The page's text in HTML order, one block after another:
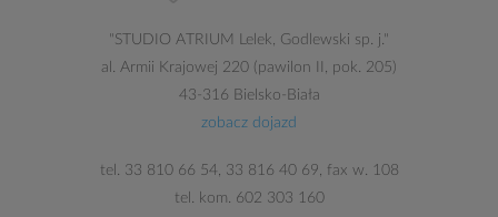
"STUDIO ATRIUM
Lelek, Godlewski sp. j."
al. Armii Krajowej 220 (pawilon II, pok. 205)
43-316 Bielsko-Biała
zobacz dojazd
tel. 33 810 66 54 33 816 40 69 , fax w. 108
tel. kom.
602 303 160